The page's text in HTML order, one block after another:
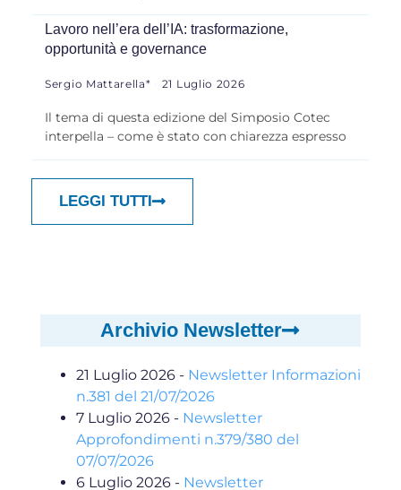
Lavoro nell’era dell’IA: trasformazione,
opportunità e governance
Sergio Mattarella* 21 Luglio 2026
Il tema di questa edizione del Simposio Cotec
interpella – come è stato con chiarezza espresso
LEGGI TUTTI
Archivio Newsletter
21 Luglio 2026 - Newsletter Informazioni
n.381 del 21/07/2026
7 Luglio 2026 - Newsletter
Approfondimenti n.379/380 del
07/07/2026
6 Luglio 2026 - Newsletter